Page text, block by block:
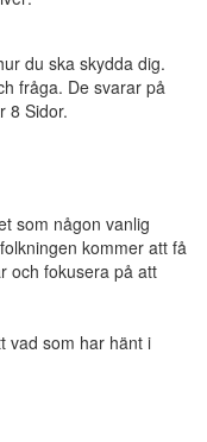
du ska skydda dig.
fråga. De svarar på
8 Sidor.
som någon vanlig
kommer att få
och fokusera på att
vad som har hänt i